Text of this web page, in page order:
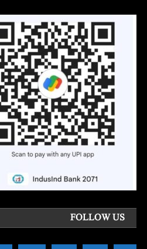
FOLLOW US